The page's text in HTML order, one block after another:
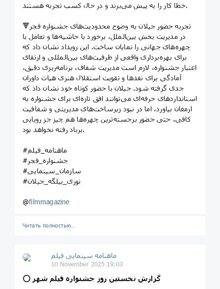
خطا کار‌ را به پیش می‌برند و در حال کسب تجربه هستند.
🔻تجربه حضور جیلان به وضوح محدودیت‌های جشنواره فجر
در مدیریت بخش بین‌الملل، برخورد با حاشیه‌ها و تعامل با
چهره‌های جهانی را نمایان ساخت. این رویداد نشان داد که
برای بهره‌برداری واقعی از ظرفیت‌های بین‌المللی و ارتقای
اعتبار جشنواره، لازم است مدیریت شفاف، برنامه‌ریزی دقیق،
آمادگی برای نقدها و تقویت استقلال هنری هیات داوران
جدی گرفته شود. جیلان با حضور کوتاه خود نشان داد که
استانداردهای حرفه‌ای می‌توانند افق تازه‌ای برای جشنواره به
ارمغان بیاورد، اما در نبود زیرساخت‌های مدیریتی و شفافیت
کافی، حتی حضور برجسته‌ترین چهره‌ها هم چیز جز رویایی
برباد رفته نخواهد بود.
#ماهنامه_فیلم
#جشنواره_فجر
#سازمان_سینمایی
#نوری_بیلگه_جیلان
@filmmagazine
Читать полностью…
ماهنامه سینمایی فیلم
10 November 2025 19:03
⭕️ گزارش نخستین روز جشنواره فیلم شهر